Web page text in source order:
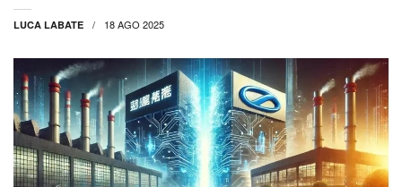
LUCA LABATE 18 AGO 2025